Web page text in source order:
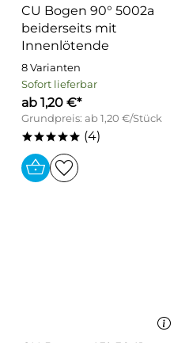
CU Bogen 90° 5002a
beiderseits mit
Innenlötende
8 Varianten
Sofort lieferbar
ab 1,20 €*
Grundpreis: ab 1,20 €/Stück
***** (4)